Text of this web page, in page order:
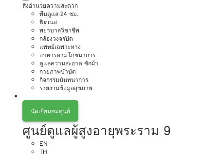
สิ่งอำนวยความสะดวก
ทีมดูแล 24 ชม.
ฟิตเนส
พยาบาลวิชาชีพ
กล้องวงจรปิด
แพทย์เฉพาะทาง
อาหารตามโภชนาการ
ดูแลความสะอาด ซักผ้า
กายภาพบำบัด
กิจกรรมนันทนาการ
รายงานข้อมูลสุขภาพ
นัดเยี่ยมชมศูนย์
ศูนย์ดูแลผู้สูงอายุพระราม 9
EN
TH